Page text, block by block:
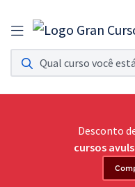
Assinatura Ilimitada 11
Acesso a todos os cursos. Teste
Assinatura OAB Até
Acesso ilimitado a toda
Residências
Desconto
cursos